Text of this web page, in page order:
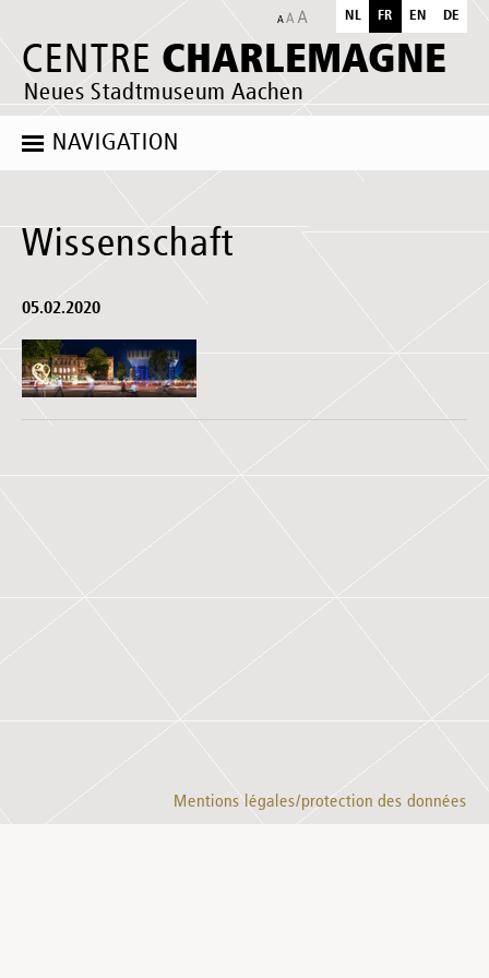
CENTRE CHARLEMAGNE
Neues Stadtmuseum Aachen
NL FR EN DE
NAVIGATION
Wissenschaft
05.02.2020
Mentions légales/protection des données